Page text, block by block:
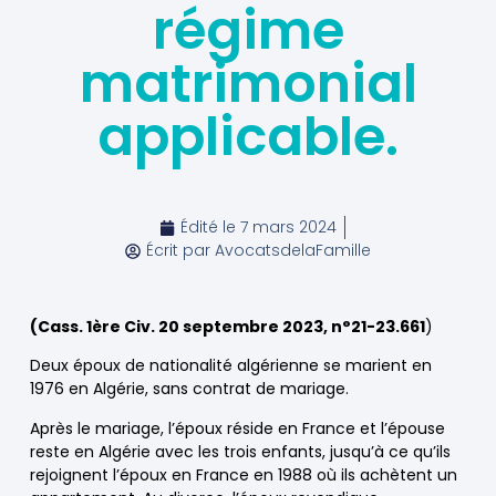
régime
matrimonial
applicable.
Édité le 7 mars 2024
Écrit par AvocatsdelaFamille
(Cass. 1ère Civ. 20 septembre 2023, n°21-23.661)
Deux époux de nationalité algérienne se marient en
1976 en Algérie, sans contrat de mariage.
Après le mariage, l’époux réside en France et l’épouse
reste en Algérie avec les trois enfants, jusqu’à ce qu’ils
rejoignent l’époux en France en 1988 où ils achètent un